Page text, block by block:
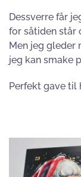
Dessverre får
for såtiden
Men jeg gleder
jeg kan smake
Perfekt gave til